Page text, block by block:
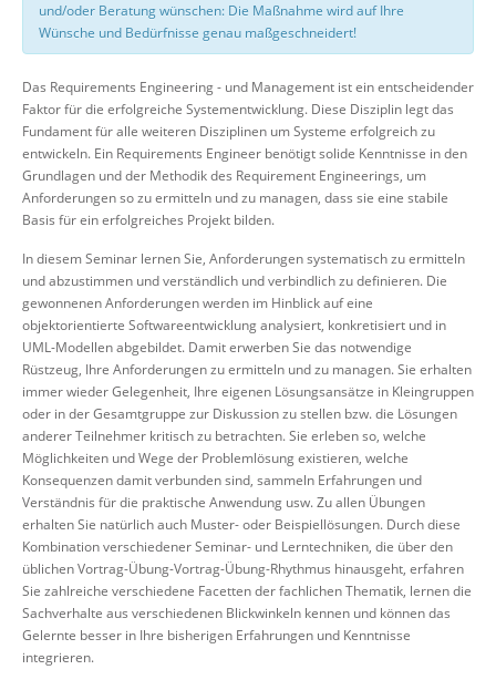
und/oder Beratung wünschen: Die Maßnahme wird auf Ihre
Wünsche und Bedürfnisse genau maßgeschneidert!
Das Requirements Engineering - und Management ist ein entscheidender
Faktor für die erfolgreiche Systementwicklung. Diese Disziplin legt das
Fundament für alle weiteren Disziplinen um Systeme erfolgreich zu
entwickeln. Ein Requirements Engineer benötigt solide Kenntnisse in den
Grundlagen und der Methodik des Requirement Engineerings, um
Anforderungen so zu ermitteln und zu managen, dass sie eine stabile
Basis für ein erfolgreiches Projekt bilden.
In diesem Seminar lernen Sie, Anforderungen systematisch zu ermitteln
und abzustimmen und verständlich und verbindlich zu definieren. Die
gewonnenen Anforderungen werden im Hinblick auf eine
objektorientierte Softwareentwicklung analysiert, konkretisiert und in
UML-Modellen abgebildet. Damit erwerben Sie das notwendige
Rüstzeug, Ihre Anforderungen zu ermitteln und zu managen. Sie erhalten
immer wieder Gelegenheit, Ihre eigenen Lösungsansätze in Kleingruppen
oder in der Gesamtgruppe zur Diskussion zu stellen bzw. die Lösungen
anderer Teilnehmer kritisch zu betrachten. Sie erleben so, welche
Möglichkeiten und Wege der Problemlösung existieren, welche
Konsequenzen damit verbunden sind, sammeln Erfahrungen und
Verständnis für die praktische Anwendung usw. Zu allen Übungen
erhalten Sie natürlich auch Muster- oder Beispiellösungen. Durch diese
Kombination verschiedener Seminar- und Lerntechniken, die über den
üblichen Vortrag-Übung-Vortrag-Übung-Rhythmus hinausgeht, erfahren
Sie zahlreiche verschiedene Facetten der fachlichen Thematik, lernen die
Sachverhalte aus verschiedenen Blickwinkeln kennen und können das
Gelernte besser in Ihre bisherigen Erfahrungen und Kenntnisse
integrieren.